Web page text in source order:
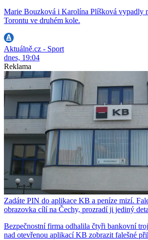
Marie Bouzková i Karolína Plíšková vypadly
Torontu ve druhém kole.
Aktuálně.cz - Sport
dnes, 19:04
Reklama
Zadáte PIN do aplikace KB a peníze mizí.
obrazovka cílí na Čechy, prozradí ji jediný
Bezpečnostní firma odhalila čtyři bankovní
nad otevřenou aplikací KB zobrazit falešné